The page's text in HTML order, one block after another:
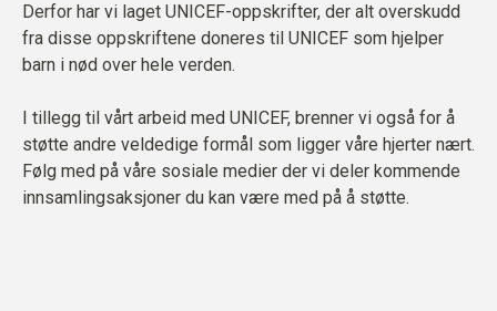
Derfor har vi laget UNICEF-oppskrifter, der alt overskudd
fra disse oppskriftene doneres til UNICEF som hjelper
barn i nød over hele verden.
I tillegg til vårt arbeid med UNICEF, brenner vi også for å
støtte andre veldedige formål som ligger våre hjerter nært.
Følg med på våre sosiale medier der vi deler kommende
innsamlingsaksjoner du kan være med på å støtte.